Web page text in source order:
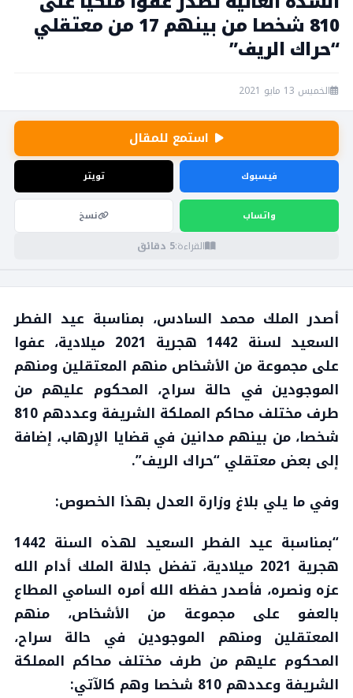
810 شخصا من بينهم 17 من معتقلي
“حراك الريف”
الخميس 13 مايو 2021
استمع للمقال
فيسبوك تويتر
واتساب نسخ
القراءة:5 دقائق
أصدر الملك محمد السادس، بمناسبة عيد الفطر
السعيد لسنة 1442 هجرية 2021 ميلادية، عفوا
على مجموعة من الأشخاص منهم المعتقلين ومنهم
الموجودين في حالة سراح، المحكوم عليهم من
طرف مختلف محاكم المملكة الشريفة وعددهم 810
شخصا، من بينهم مدانين في قضايا الإرهاب، إضافة
إلى بعض معتقلي “حراك الريف”.
وفي ما يلي بلاغ وزارة العدل بهذا الخصوص:
“بمناسبة عيد الفطر السعيد لهذه السنة 1442
هجرية 2021 ميلادية، تفضل جلالة الملك أدام الله
عزه ونصره، فأصدر حفظه الله أمره السامي المطاع
بالعفو على مجموعة من الأشخاص، منهم
المعتقلين ومنهم الموجودين في حالة سراح،
المحكوم عليهم من طرف مختلف محاكم المملكة
الشريفة وعددهم 810 شخصا وهم كالآتي: